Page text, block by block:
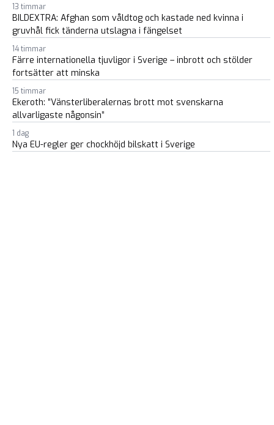
13 timmar
BILDEXTRA: Afghan som våldtog och kastade ned kvinna i
gruvhål fick tänderna utslagna i fängelset
14 timmar
Färre internationella tjuvligor i Sverige – inbrott och stölder
fortsätter att minska
15 timmar
Ekeroth: ”Vänsterliberalernas brott mot svenskarna
allvarligaste någonsin”
1 dag
Nya EU-regler ger chockhöjd bilskatt i Sverige